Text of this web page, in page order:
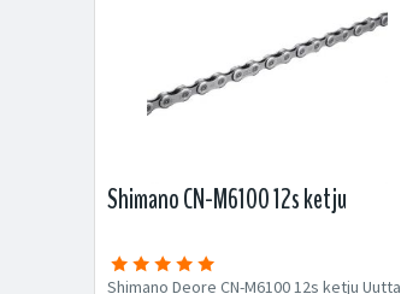
Shimano CN-M6100 12s ketju
Shimano Deore CN-M6100 12s ketju Uutta